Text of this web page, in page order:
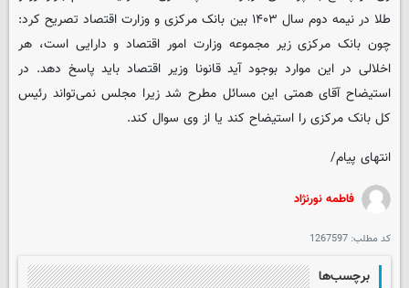
طلا در نیمه دوم سال ۱۴۰۳ بین بانک مرکزی و وزارت اقتصاد تصریح کرد:
چون بانک مرکزی زیر مجموعه وزارت امور اقتصاد و دارایی است، هر
اخلالی در این موارد بوجود آید قانونا وزیر اقتصاد باید پاسخ دهد. در
استیضاح آقای همتی این مسائل مطرح شد زیرا مجلس نمی‌تواند رئیس
کل بانک مرکزی را استیضاح کند یا از وی سوال کند.
انتهای پیام/
فاطمه نورنژاد
کد مطلب: 1267597
برچسب‌ها